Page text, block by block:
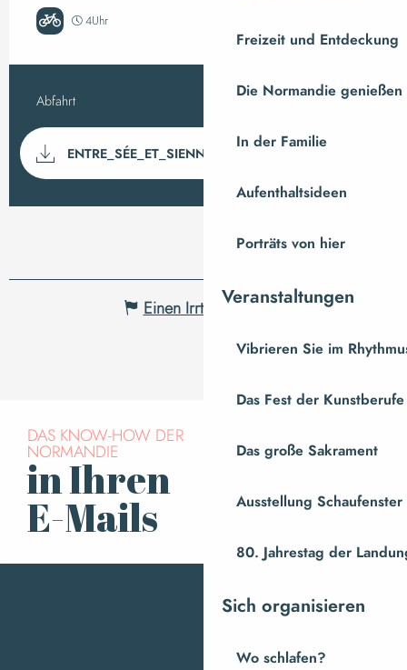
Freizeit und Entdeckung
Die Normandie genießen
In der Familie
Aufenthaltsideen
Porträts von hier
Veranstaltungen
Vibrieren Sie im
Das Fest der Kunstberufe
Das große Sakrament
Ausstellung
80. Jahrestag der
Sich organisieren
Wo schlafen?
4Uhr
Herausfordernd
Praktische
Abfahrt Saint-Pois
Dokumentation
ENTRE_SÉE_ET_SIENNE
Einen Irrtum angeben
DAS KNOW-HOW DER
NORMANDIE
in Ihren
E-Mails